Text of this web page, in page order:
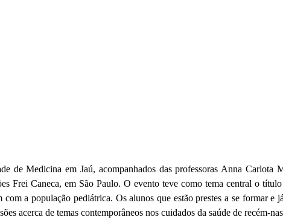
de Medicina em Jaú, acompanhados das professoras Anna
Frei Caneca, em São Paulo. O evento teve como tema central o
a população pediátrica. Os alunos que estão prestes a se formar
acerca de temas contemporâneos nos cuidados da saúde de recém-